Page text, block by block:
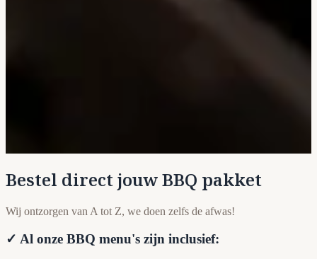
Bestel direct jouw BBQ pakket
Wij ontzorgen van A tot Z, we doen zelfs de afwas!
✓ Al onze BBQ menu's zijn inclusief: